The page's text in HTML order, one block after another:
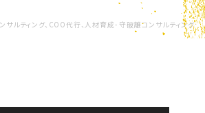
サルティング、COO代行、人材育成- 守破離コンサルティング